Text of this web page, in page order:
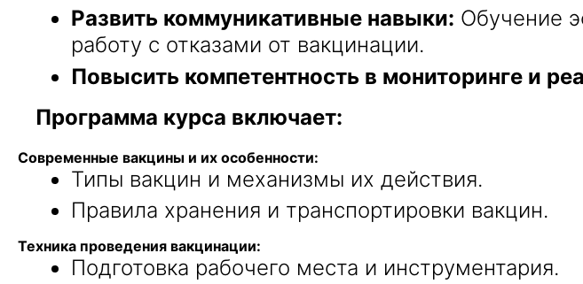
Развить коммуникативные навыки: Обучение
работу с отказами от вакцинации.
Повысить компетентность в мониторинге и
Программа курса включает:
Современные вакцины и их особенности:
Типы вакцин и механизмы их действия.
Правила хранения и транспортировки вакцин.
Техника проведения вакцинации:
Подготовка рабочего места и инструментария.